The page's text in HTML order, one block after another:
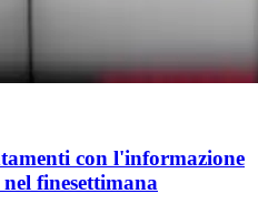
con l'informazione
finesettimana